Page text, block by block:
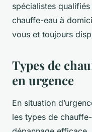
spécialistes
chauffe-eau à
vous et toujours
Types de
en urgence
En situation
les types de